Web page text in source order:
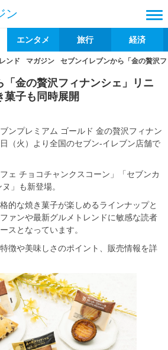
ン
エンタメ 旅行 経済
レンド マガジン セブンイレブンから「金の贅沢
「金の贅沢フィナンシェ」リニ
菓子も同時展開
ンプレミアム ゴールド 金の贅沢フィナン
（火）より全国のセブン‐イレブン店舗で
ェ チョコチャンクスコーン」「セブンカ
」も新登場。
的な焼き菓子が楽しめるラインナップと
ァンや最新グルメトレンドに敏感な読者
スとなっています。
徴や美味しさのポイント、販売情報を詳